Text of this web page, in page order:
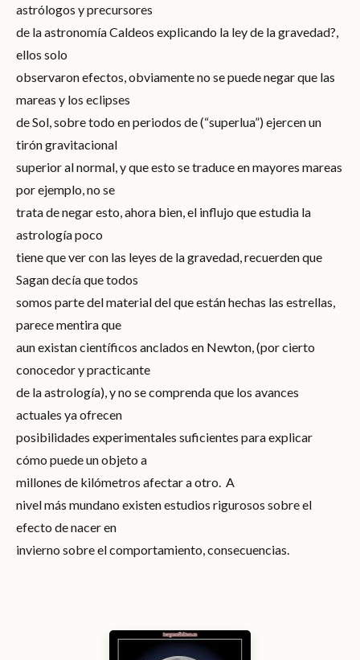
astrólogos y precursores
de la astronomía Caldeos explicando la ley de la gravedad?,
ellos solo
observaron efectos, obviamente no se puede negar que las
mareas y los eclipses
de Sol, sobre todo en periodos de (“superlua”) ejercen un
tirón gravitacional
superior al normal, y que esto se traduce en mayores mareas
por ejemplo, no se
trata de negar esto, ahora bien, el influjo que estudia la
astrología poco
tiene que ver con las leyes de la gravedad, recuerden que
Sagan decía que todos
somos parte del material del que están hechas las estrellas,
parece mentira que
aun existan científicos anclados en Newton, (por cierto
conocedor y practicante
de la astrología), y no se comprenda que los avances
actuales ya ofrecen
posibilidades experimentales suficientes para explicar
cómo puede un objeto a
millones de kilómetros afectar a otro. A
nivel más mundano existen estudios rigurosos sobre el
efecto de nacer en
invierno sobre el comportamiento, consecuencias.